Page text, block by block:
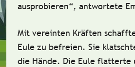
ausprobieren“, antwortete
Mit vereinten Kräften
Eule zu befreien. Sie
die Hände. Die Eule flatterte